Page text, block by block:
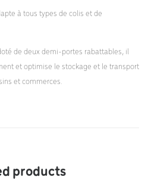
à tous types de colis et de
de deux demi-portes rabattables, il
et optimise le stockage et le transport
et commerces.
products